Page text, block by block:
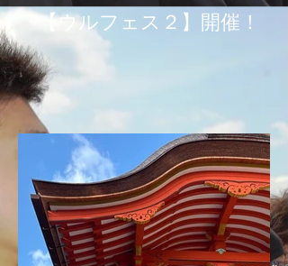
【ウルフェス２】開催！